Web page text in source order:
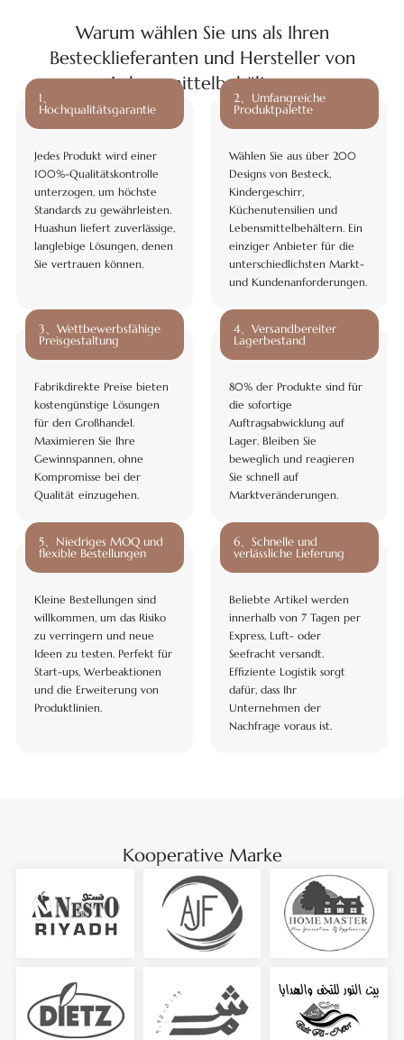
Warum wählen Sie uns als Ihren
Bestecklieferanten und Hersteller von
Lebensmittelbehältern
1、
Hochqualitätsgarantie
Jedes Produkt wird einer
100%-Qualitätskontrolle
unterzogen, um höchste
Standards zu gewährleisten.
Huashun liefert zuverlässige,
langlebige Lösungen, denen
Sie vertrauen können.
2、Umfangreiche
Produktpalette
Wählen Sie aus über 200
Designs von Besteck,
Kindergeschirr,
Küchenutensilien und
Lebensmittelbehältern. Ein
einziger Anbieter für die
unterschiedlichsten Markt-
und Kundenanforderungen.
3、Wettbewerbsfähige
Preisgestaltung
Fabrikdirekte Preise bieten
kostengünstige Lösungen
für den Großhandel.
Maximieren Sie Ihre
Gewinnspannen, ohne
Kompromisse bei der
Qualität einzugehen.
4、Versandbereiter
Lagerbestand
80% der Produkte sind für
die sofortige
Auftragsabwicklung auf
Lager. Bleiben Sie
beweglich und reagieren
Sie schnell auf
Marktveränderungen.
5、Niedriges MOQ und
flexible Bestellungen
Kleine Bestellungen sind
willkommen, um das Risiko
zu verringern und neue
Ideen zu testen. Perfekt für
Start-ups, Werbeaktionen
und die Erweiterung von
Produktlinien.
6、Schnelle und
verlässliche Lieferung
Beliebte Artikel werden
innerhalb von 7 Tagen per
Express, Luft- oder
Seefracht versandt.
Effiziente Logistik sorgt
dafür, dass Ihr
Unternehmen der
Nachfrage voraus ist.
Kooperative Marke